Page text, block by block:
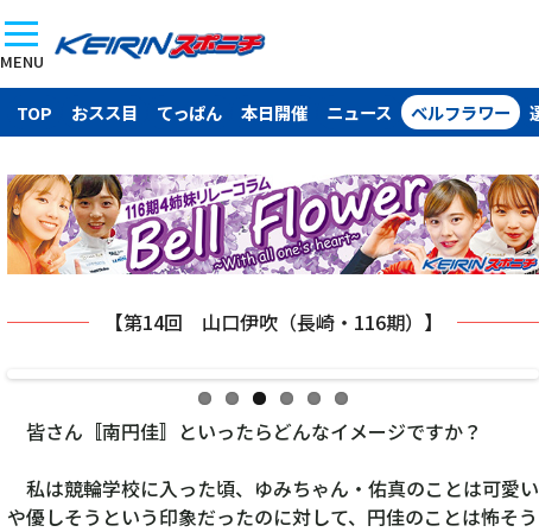
MENU
TOP おスス目 てっぱん 本日開催 ニュース ベルフラワー
【第14回 山口伊吹（長崎・116期）】
皆さん〚南円佳〛といったらどんなイメージですか？
私は競輪学校に入った頃、ゆみちゃん・佑真のことは可愛い
や優しそうという印象だったのに対して、円佳のことは怖そう